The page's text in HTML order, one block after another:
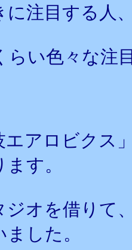
に注目する人
らい色々な注
エアロビクス
す。
ジオを借りて
した。